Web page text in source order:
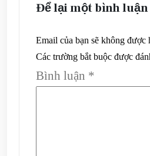
Để lại một bình luận
Email của bạn sẽ không được
Các trường bắt buộc được
Bình luận *